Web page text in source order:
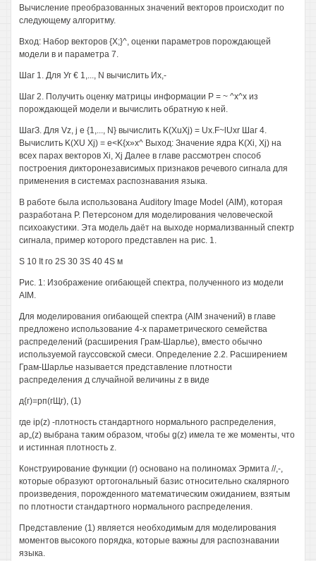
Вычисление преобразованных значений векторов происходит по
следующему алгоритму.
Вход: Набор векторов {Х;}^, оценки параметров порождающей
модели в и параметра 7.
Шаг 1. Для Уг € 1,..., N вычислить Их,-
Шаг 2. Получить оценку матрицы информации Р = ~ ^х^х из
порождающей модели и вычислить обратную к ней.
ШагЗ. Для Vz, j е {1,..., N} вычислить K(XuXj) = Ux.F~lUxr Шаг 4.
Вычислить K(XU Xj) = e<K{x»x^ Выход: Значение ядра K(Xi, Xj) на
всех парах векторов Xi, Xj Далее в главе рассмотрен способ
построения дикторонезависимых признаков речевого сигнала для
применения в системах распознавания языка.
В работе была использована Auditory Image Model (AIM), которая
разработана Р. Петерсоном для моделирования человеческой
психоакустики. Эта модель даёт на выходе нормализванный спектр
сигнала, пример которого представлен на рис. 1.
S 10 It го 2S 30 3S 40 4S м
Рис. 1: Изображение огибающей спектра, полученного из модели
AIM.
Для моделирования огибающей спектра (AIM значений) в главе
предложено использование 4-х параметрического семейства
распределений (расширения Грам-Шарлье), вместо обычно
используемой гауссовской смеси. Определение 2.2. Расширением
Грам-Шарлье называется представление плотности
распределения д случайной величины z в виде
д{г)=рп(гЩг), (1)
где ip(z) -плотность стандартного нормального распределения,
ap„(z) выбрана таким образом, чтобы g(z) имела те же моменты, что
и истинная плотность z.
Конструирование функции (г) основано на полиномах Эрмита //,-,
которые образуют ортогональный базис относительно скалярного
произведения, порожденного математическим ожиданием, взятым
по плотности стандартного нормального распределения.
Представление (1) является необходимым для моделирования
моментов высокого порядка, которые важны для распознавании
языка.